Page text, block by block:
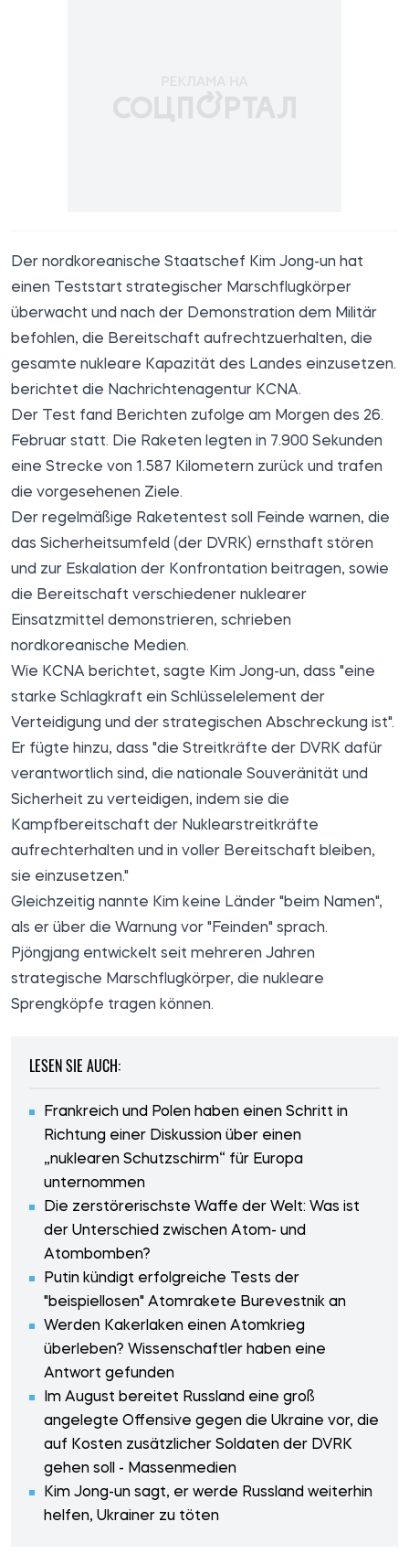
Der nordkoreanische Staatschef Kim Jong-un hat
einen Teststart strategischer Marschflugkörper
überwacht und nach der Demonstration dem Militär
befohlen, die Bereitschaft aufrechtzuerhalten, die
gesamte nukleare Kapazität des Landes einzusetzen.
berichtet die Nachrichtenagentur KCNA.
Der Test fand Berichten zufolge am Morgen des 26.
Februar statt. Die Raketen legten in 7.900 Sekunden
eine Strecke von 1.587 Kilometern zurück und trafen
die vorgesehenen Ziele.
Der regelmäßige Raketentest soll Feinde warnen, die
das Sicherheitsumfeld (der DVRK) ernsthaft stören
und zur Eskalation der Konfrontation beitragen, sowie
die Bereitschaft verschiedener nuklearer
Einsatzmittel demonstrieren, schrieben
nordkoreanische Medien.
Wie KCNA berichtet, sagte Kim Jong-un, dass "eine
starke Schlagkraft ein Schlüsselelement der
Verteidigung und der strategischen Abschreckung ist".
Er fügte hinzu, dass "die Streitkräfte der DVRK dafür
verantwortlich sind, die nationale Souveränität und
Sicherheit zu verteidigen, indem sie die
Kampfbereitschaft der Nuklearstreitkräfte
aufrechterhalten und in voller Bereitschaft bleiben,
sie einzusetzen."
Gleichzeitig nannte Kim keine Länder "beim Namen",
als er über die Warnung vor "Feinden" sprach.
Pjöngjang entwickelt seit mehreren Jahren
strategische Marschflugkörper, die nukleare
Sprengköpfe tragen können.
LESEN SIE AUCH:
Frankreich und Polen haben einen Schritt in
Richtung einer Diskussion über einen
„nuklearen Schutzschirm“ für Europa
unternommen
Die zerstörerischste Waffe der Welt: Was ist
der Unterschied zwischen Atom- und
Atombomben?
Putin kündigt erfolgreiche Tests der
"beispiellosen" Atomrakete Burevestnik an
Werden Kakerlaken einen Atomkrieg
überleben? Wissenschaftler haben eine
Antwort gefunden
Im August bereitet Russland eine groß
angelegte Offensive gegen die Ukraine vor, die
auf Kosten zusätzlicher Soldaten der DVRK
gehen soll - Massenmedien
Kim Jong-un sagt, er werde Russland weiterhin
helfen, Ukrainer zu töten